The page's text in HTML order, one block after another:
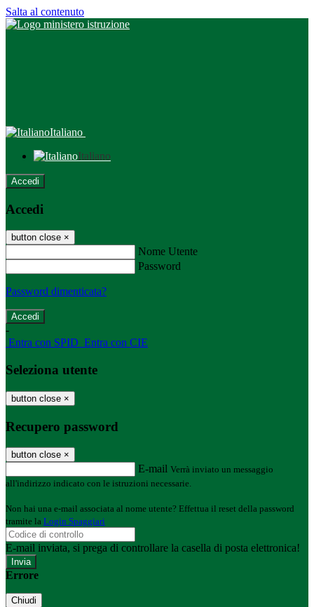
Salta al contenuto
Italiano
Italiano
Accedi
Accedi
button close ×
Nome Utente
Password
Password dimenticata?
-
Entra con SPID Entra con CIE
Seleziona utente
button close ×
Recupero password
button close ×
E-mail Verrà inviato un messaggio
all'indirizzo indicato con le istruzioni necessarie.
Non hai una e-mail associata al nome utente? Effettua il reset della password
tramite la Login Spaggiari
E-mail inviata, si prega di controllare la casella di posta elettronica!
Errore
Chiudi